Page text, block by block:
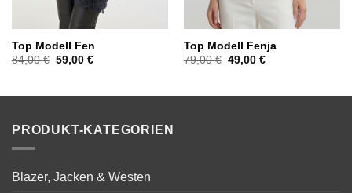
Top Modell Fen
84,00€ Ursprünglicher
59,00 €Aktueller
Top Modell Fenja
79,00€ Ursprünglicher
49,00 €Aktueller
PRODUKT-KATEGORIEN
Blazer, Jacken & Westen